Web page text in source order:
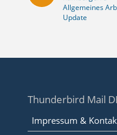
Allgemeines
Update
Thunderbird Mail
Impressum &